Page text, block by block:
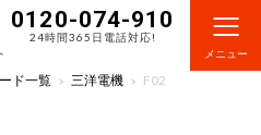
0120-074-910
24時間365日電話対応!
メニュー
ド一覧 三洋電機 F02